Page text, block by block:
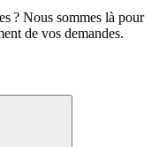
? Nous sommes là pour
de vos demandes.